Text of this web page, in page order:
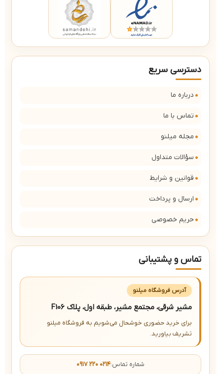
دسترسی سریع
درباره ما
تماس با ما
مجله میلنو
سؤالات متداول
قوانین و شرایط
ارسال و پرداخت
حریم خصوصی
تماس و پشتیبانی
آدرس فروشگاه میلنو
مشیر شرقی، مجتمع مشیر، طبقه اول، پلاک F106
برای خرید حضوری خوشحال می‌شویم به فروشگاه میلنو
تشریف بیاورید.
شماره تماس:۰۹۱۷ ۲۲۰ ۰۲۱۴